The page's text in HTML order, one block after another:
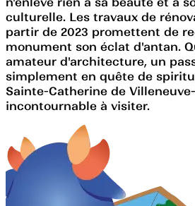
culturelle. Les travaux de
partir de 2023 promettent de
monument son éclat d'antan.
amateur d'architecture, un
simplement en quête de
Sainte-Catherine de
incontournable à visiter.